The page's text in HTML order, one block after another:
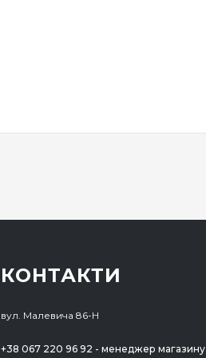
КОНТАКТИ
вул. Малевича 86-Н
+38 067 220 96 92 - менеджер магазину